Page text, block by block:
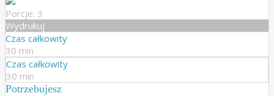
Porcje: 3
Wydrukuj
Czas całkowity
30 min
Czas całkowity
30 min
Potrzebujesz